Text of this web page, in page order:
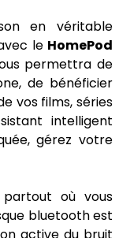
en véritable
le HomePod
permettra de
de bénéficier
vos films, séries
intelligent
gérez votre
partout où vous
bluetooth est
active du bruit